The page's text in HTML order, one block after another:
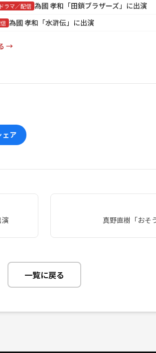
ドラマ／配信 為國 孝和「田鎖ブラザーズ」に出演
為國 孝和「水滸伝」に出演
→
ア
真野直樹「おそ
一覧に戻る